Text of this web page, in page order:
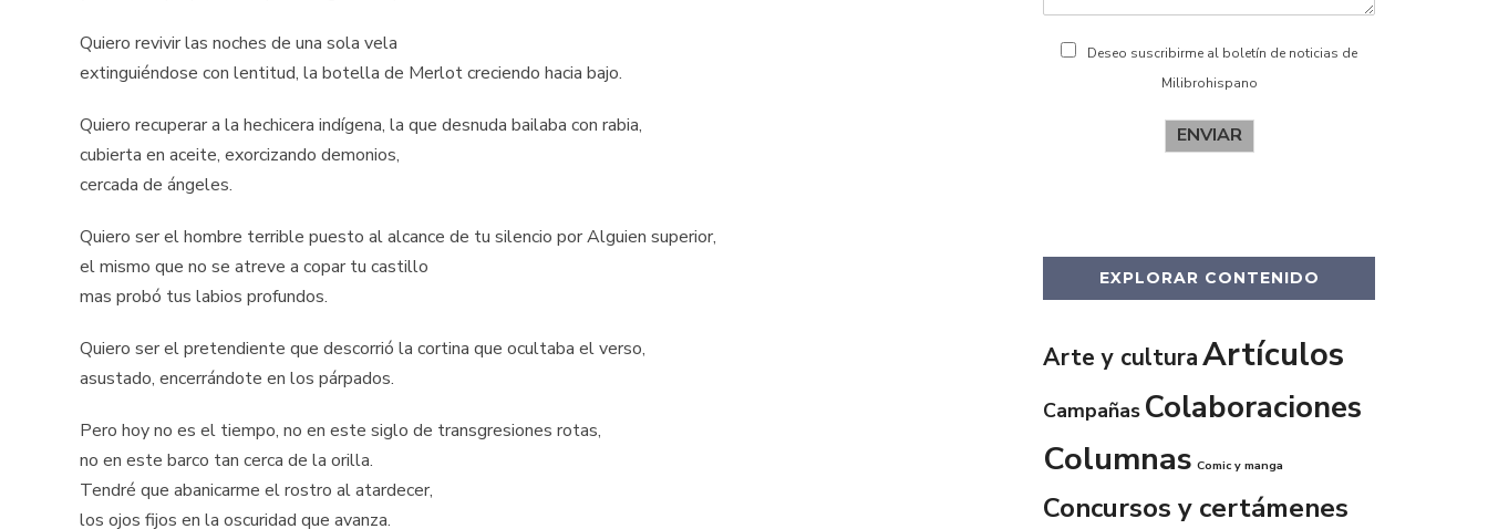
Quiero revivir las noches de una sola vela
extinguiéndose con lentitud, la botella de Merlot creciendo hacia bajo.
Quiero recuperar a la hechicera indígena, la que desnuda bailaba con rabia,
cubierta en aceite, exorcizando demonios,
cercada de ángeles.
Quiero ser el hombre terrible puesto al alcance de tu silencio por Alguien superior,
el mismo que no se atreve a copar tu castillo
mas probó tus labios profundos.
Quiero ser el pretendiente que descorrió la cortina que ocultaba el verso,
asustado, encerrándote en los párpados.
Pero hoy no es el tiempo, no en este siglo de transgresiones rotas,
no en este barco tan cerca de la orilla.
Tendré que abanicarme el rostro al atardecer,
los ojos fijos en la oscuridad que avanza.
Deseo suscribirme al boletín de noticias de
Milibrohispano
ENVIAR
EXPLORAR CONTENIDO
Arte y culturaArtículos
Campañas Colaboraciones
Columnas Comic y manga
Concursos y certámenes